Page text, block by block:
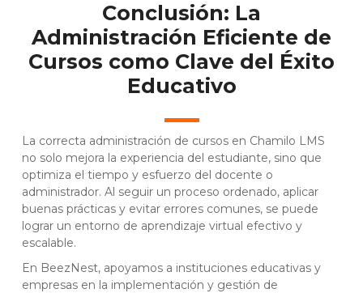
Conclusión: La
Administración Eficiente de
Cursos como Clave del Éxito
Educativo
La correcta administración de cursos en Chamilo LMS
no solo mejora la experiencia del estudiante, sino que
optimiza el tiempo y esfuerzo del docente o
administrador. Al seguir un proceso ordenado, aplicar
buenas prácticas y evitar errores comunes, se puede
lograr un entorno de aprendizaje virtual efectivo y
escalable.
En BeezNest, apoyamos a instituciones educativas y
empresas en la implementación y gestión de